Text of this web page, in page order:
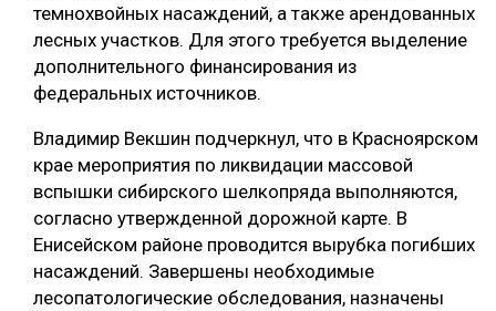
темнохвойных насаждений, а также арендованных
лесных участков. Для этого требуется выделение
дополнительного финансирования из
федеральных источников.
Владимир Векшин подчеркнул, что в Красноярском
крае мероприятия по ликвидации массовой
вспышки сибирского шелкопряда выполняются,
согласно утвержденной дорожной карте. В
Енисейском районе проводится вырубка погибших
насаждений. Завершены необходимые
лесопатологические обследования, назначены